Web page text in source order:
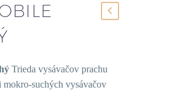
Trieda vysávačov prachu
mokro-suchých vysávačov